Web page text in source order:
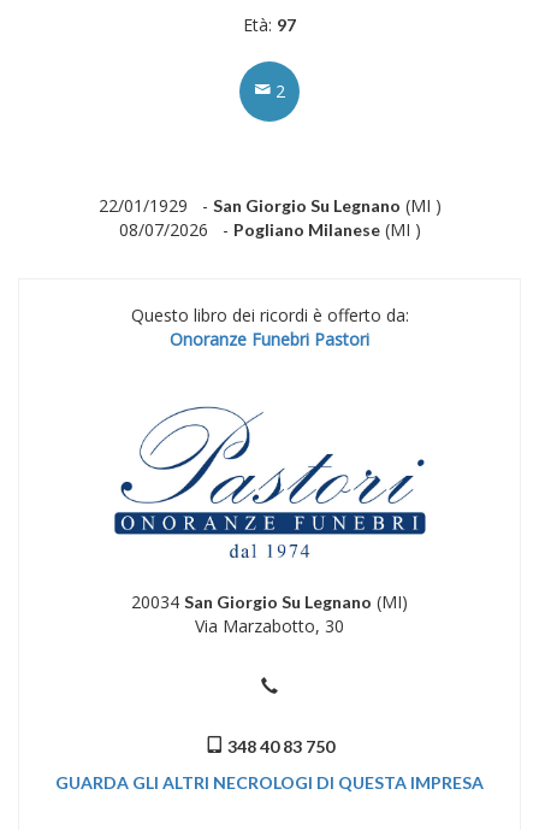
Età: 97
2
22/01/1929 - San Giorgio Su Legnano (MI )
08/07/2026 - Pogliano Milanese(MI )
Questo libro dei ricordi è offerto da:
Onoranze Funebri Pastori
20034 San Giorgio Su Legnano (MI)
Via Marzabotto, 30
348 40 83 750
GUARDA GLI ALTRI NECROLOGI DI QUESTA IMPRESA